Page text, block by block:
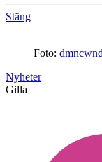
Stäng
Foto:
Nyheter
Gilla